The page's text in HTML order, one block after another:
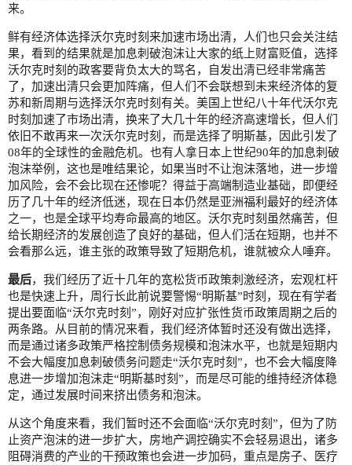
来。
鲜有经济体选择沃尔克时刻来加速市场出清，人们也只会关注结
果，看到的结果就是加息刺破泡沫让大家的纸上财富贬值，选择
沃尔克时刻的政客要背负太大的骂名，自发出清已经非常痛苦
了，加速出清只会更加阵痛，但人们不会联想到未来经济体的复
苏和新周期与选择沃尔克时刻有关。美国上世纪八十年代沃尔克
时刻加速了市场出清，换来了大几十年的经济高速增长，但人们
依旧不敢再来一次沃尔克时刻，而是选择了明斯基，因此引发了
08年的全球性的金融危机。也有人拿日本上世纪90年的加息刺破
泡沫举例，这也是唯结果论，如果当时不让泡沫落地，进一步增
加风险，会不会比现在还惨呢？得益于高端制造业基础，即便经
历了几十年的经济低迷，现在日本仍然是亚洲福利最好的经济体
之一，也是全球平均寿命最高的地区。沃尔克时刻虽然痛苦，但
给长期经济的发展创造了良好的基础，但人们活在短期，也并不
会看那么远，谁主张的政策导致了短期危机，谁就被众人唾弃。
最后，我们经历了近十几年的宽松货币政策刺激经济，宏观杠杆
也是快速上升，周行长此前说要警惕“明斯基”时刻，现在有学者
提出要面临“沃尔克时刻”，刚好对应扩张性货币政策周期之后的
两条路。从目前的情况来看，我们经济体暂时还没有做出选择，
而是通过诸多政策严格控制债务规模和泡沫水平，也就是短期内
不会大幅度加息刺破债务问题走“沃尔克时刻”，也不会大幅度降
息进一步增加泡沫走“明斯基时刻”，而是尽可能的维持经济体稳
定，通过发展时间来挤出债务和泡沫。
从这个角度来看，我们暂时还不会面临“沃尔克时刻”，但为了防
止资产泡沫的进一步扩大，房地产调控确实不会轻易退出，诸多
阻碍消费的产业的干预政策也会进一步加码，重点是房子、医疗